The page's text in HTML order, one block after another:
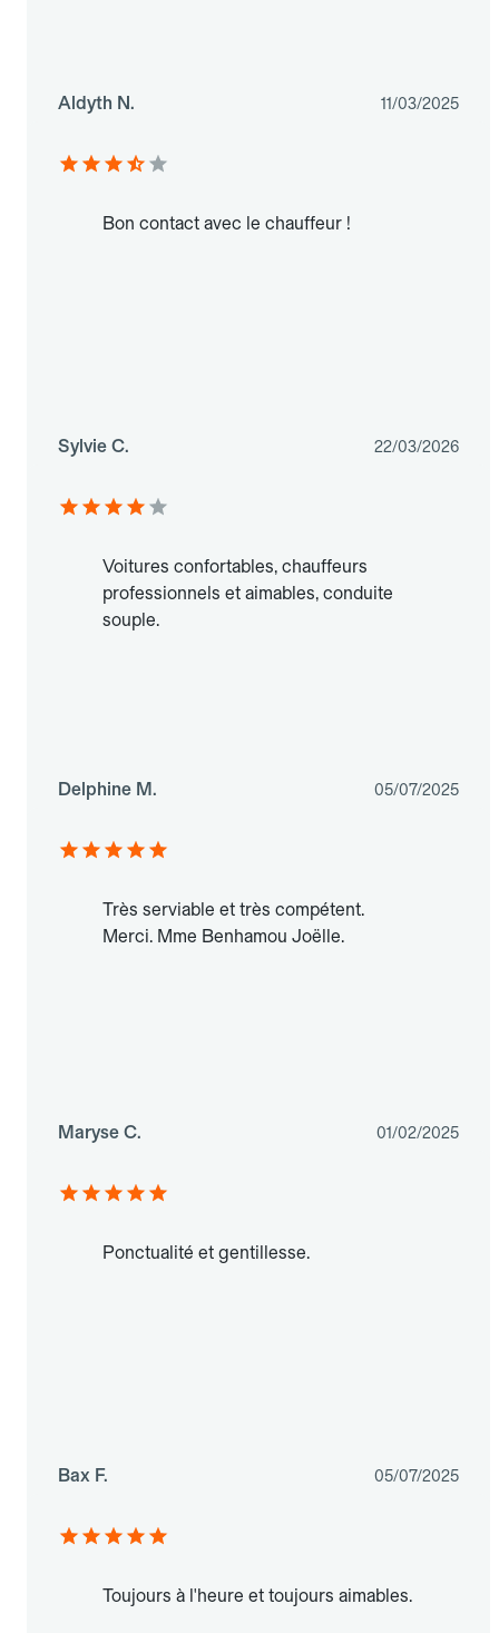
Aldyth N. 11/03/2025
Bon contact avec le chauffeur !
Sylvie C. 22/03/2026
Voitures confortables, chauffeurs
professionnels et aimables, conduite
souple.
Delphine M. 05/07/2025
Très serviable et très compétent.
Merci. Mme Benhamou Joëlle.
Maryse C. 01/02/2025
Ponctualité et gentillesse.
Bax F. 05/07/2025
Toujours à l'heure et toujours aimables.